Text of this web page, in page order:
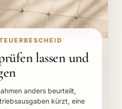
lassen und
anders beurteilt,
kürzt, eine